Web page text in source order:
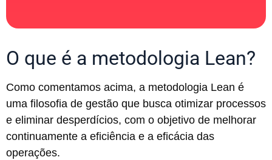
O que é a metodologia Lean?
Como comentamos acima, a metodologia Lean é
uma filosofia de gestão que busca otimizar processos
e eliminar desperdícios, com o objetivo de melhorar
continuamente a eficiência e a eficácia das
operações.